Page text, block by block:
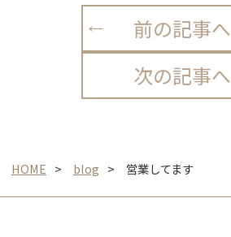
前の記事へ
次の記事へ
HOME blog 営業してます